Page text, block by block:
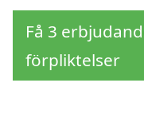
Få 3
förpliktelser